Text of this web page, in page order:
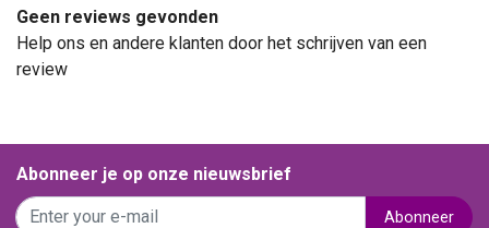
Geen reviews gevonden
Help ons en andere klanten door het schrijven van een
review
Abonneer je op onze nieuwsbrief
Abonneer